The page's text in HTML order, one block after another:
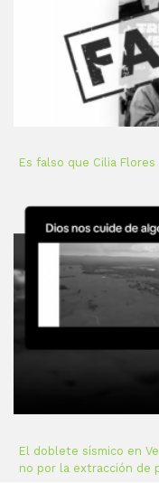
Es falso que Cilia
El doblete sísmico en
no por la extracción de